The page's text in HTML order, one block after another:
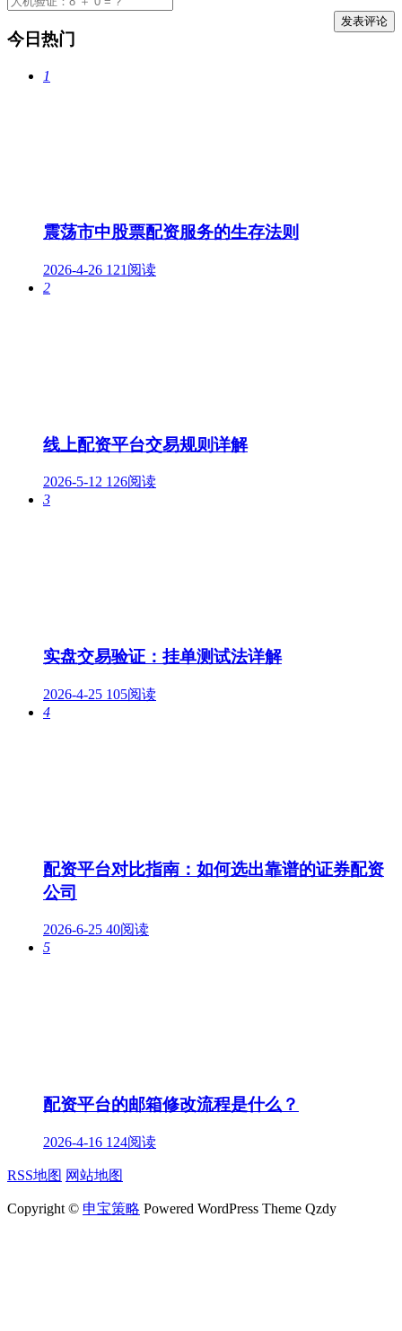
今日热门
1
震荡市中股票配资服务的生存法则
2026-4-26 121阅读
2
线上配资平台交易规则详解
2026-5-12 126阅读
3
实盘交易验证：挂单测试法详解
2026-4-25 105阅读
4
配资平台对比指南：如何选出靠谱的证券配资
公司
2026-6-25 40阅读
5
配资平台的邮箱修改流程是什么？
2026-4-16 124阅读
RSS地图 网站地图
Copyright © 申宝策略 Powered WordPress Theme Qzdy